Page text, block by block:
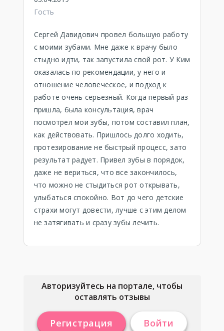
Гость
Сергей Давидович провел большую работу
с моими зубами. Мне даже к врачу было
стыдно идти, так запустила свой рот. У Ким
оказалась по рекомендации, у него и
отношение человеческое, и подход к
работе очень серьезный. Когда первый раз
пришла, была консультация, врач
посмотрел мои зубы, потом составил план,
как действовать. Пришлось долго ходить,
протезирование не быстрый процесс, зато
результат радует. Привел зубы в порядок,
даже не вериться, что все закончилось,
что можно не стыдиться рот открывать,
улыбаться спокойно. Вот до чего детские
страхи могут довести, лучше с этим делом
не затягивать и сразу зубы лечить.
Авторизуйтесь на портале, чтобы
оставлять отзывы
Регистрация Войти